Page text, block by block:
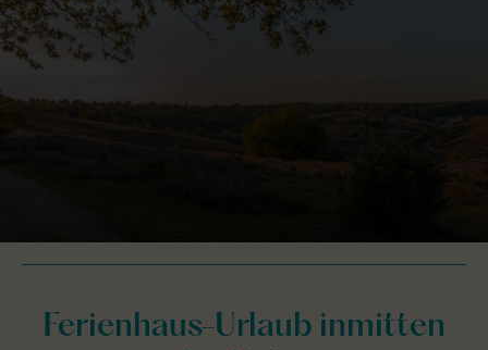
Ferienparks Bloemendaal aan Zee Preise vergleichen
Ferienhaus-Urlaub inmitten